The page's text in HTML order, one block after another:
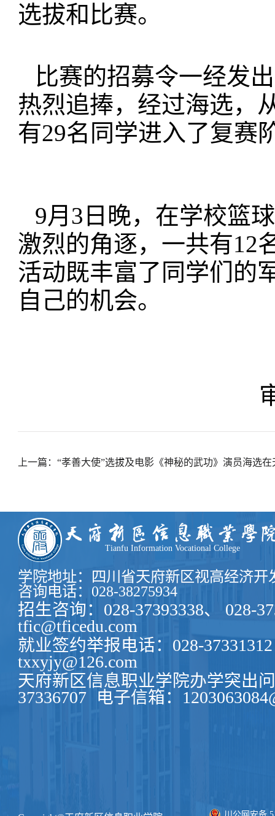
选拔和比赛。
比赛的招募令一经发
热烈追捧，经过海选，
有29名同学进入了复赛
9月3日晚，在学校篮
激烈的角逐，一共有12
活动既丰富了同学们的
自己的机会。
上一篇：“孝善大使”选拔及电影《神秘的武功》演员海选
Tianfu Information Vocational College
学院地址：四川省天府新区视高经济开
咨询电话：028-38275934
招生咨询：028-37393338、 028-
tfic@tficedu.com
就业签约举报电话：028-37331312
txxyjy@126.com
天府新区信息职业学院办学突出
37336707
电子信箱：